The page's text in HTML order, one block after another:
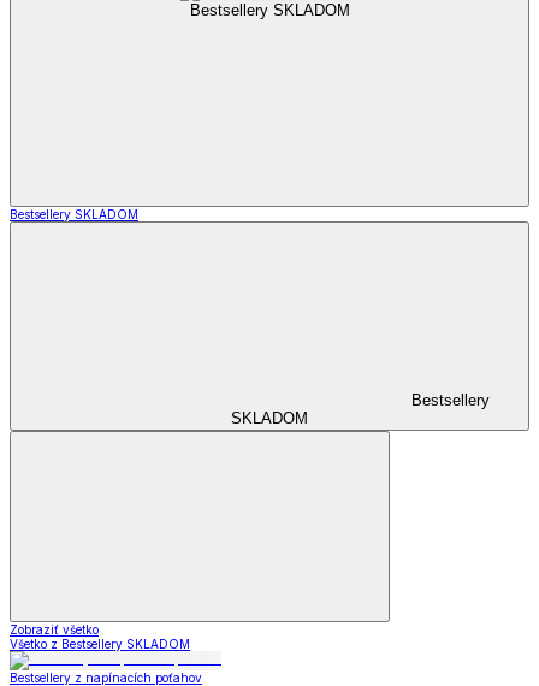
Bestsellery SKLADOM
Bestsellery SKLADOM
Bestsellery
SKLADOM
Zobraziť všetko
Všetko z Bestsellery SKLADOM
Bestsellery z napínacích poťahov